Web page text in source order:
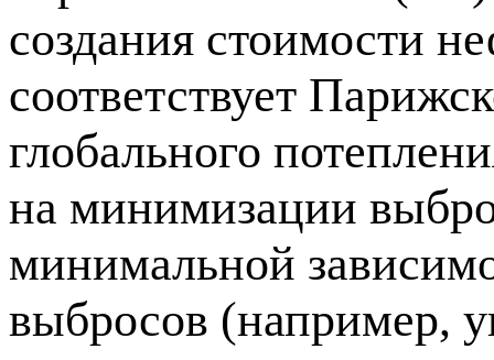
создания стоимости
соответствует
глобального
на минимизации
минимальной
выбросов (например,